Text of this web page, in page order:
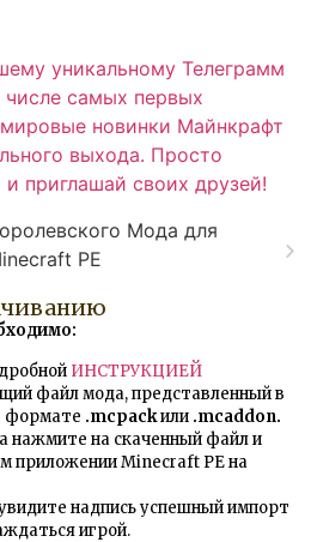
уникальному Телеграмм
числе самых первых
новинки Майнкрафт
выхода. Просто
и приглашай своих друзей!
ИНСТРУКЦИЕЙ
файл мода, представленный в
формате .mcpackили .mcaddon.
нажмите на скаченный файл и
приложении Minecraft PE на
надпись успешный импорт
игрой.